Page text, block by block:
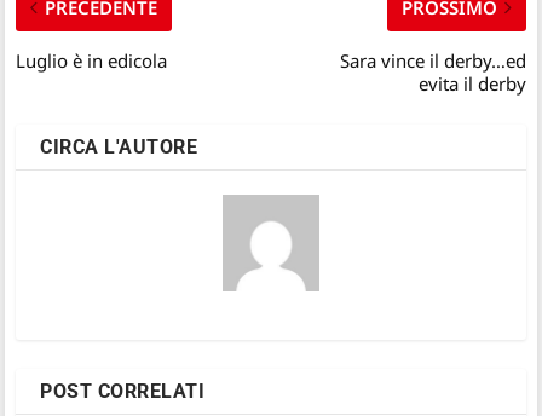
PRECEDENTE
Luglio è in edicola
PROSSIMO
Sara vince il derby…ed
evita il derby
CIRCA L'AUTORE
POST CORRELATI